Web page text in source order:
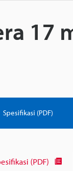
17
Spesifikasi (PDF)
(PDF)